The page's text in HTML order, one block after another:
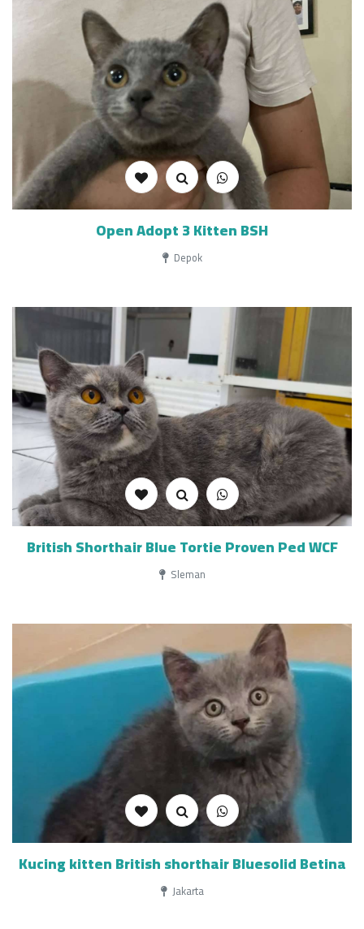
Open Adopt 3 Kitten BSH
Depok
British Shorthair Blue Tortie Proven Ped WCF
Sleman
Kucing kitten British shorthair Bluesolid Betina
Jakarta